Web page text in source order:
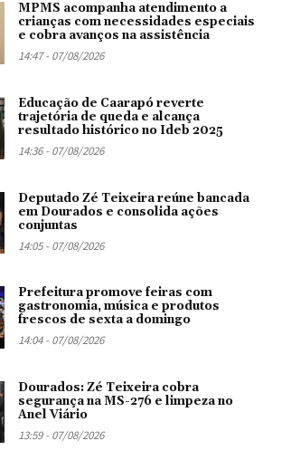
MPMS acompanha atendimento a
crianças com necessidades especiais
e cobra avanços na assistência
14:47 - 07/08/2026
Educação de Caarapó reverte
trajetória de queda e alcança
resultado histórico no Ideb 2025
14:36 - 07/08/2026
Deputado Zé Teixeira reúne bancada
em Dourados e consolida ações
conjuntas
14:05 - 07/08/2026
Prefeitura promove feiras com
gastronomia, música e produtos
frescos de sexta a domingo
14:04 - 07/08/2026
Dourados: Zé Teixeira cobra
segurança na MS-276 e limpeza no
Anel Viário
13:59 - 07/08/2026